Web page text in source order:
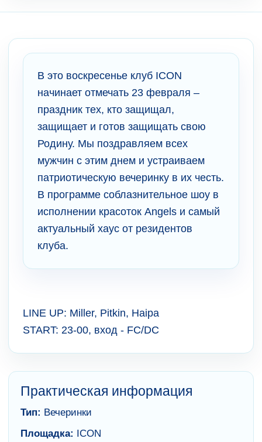
В это воскресенье клуб ICON
начинает отмечать 23 февраля –
праздник тех, кто защищал,
защищает и готов защищать свою
Родину. Мы поздравляем всех
мужчин с этим днем и устраиваем
патриотическую вечеринку в их честь.
В программе соблазнительное шоу в
исполнении красоток Angels и самый
актуальный хаус от резидентов
клуба.
LINE UP: Miller, Pitkin, Haipa
START: 23-00, вход - FC/DC
Практическая информация
Тип: Вечеринки
Площадка: ICON